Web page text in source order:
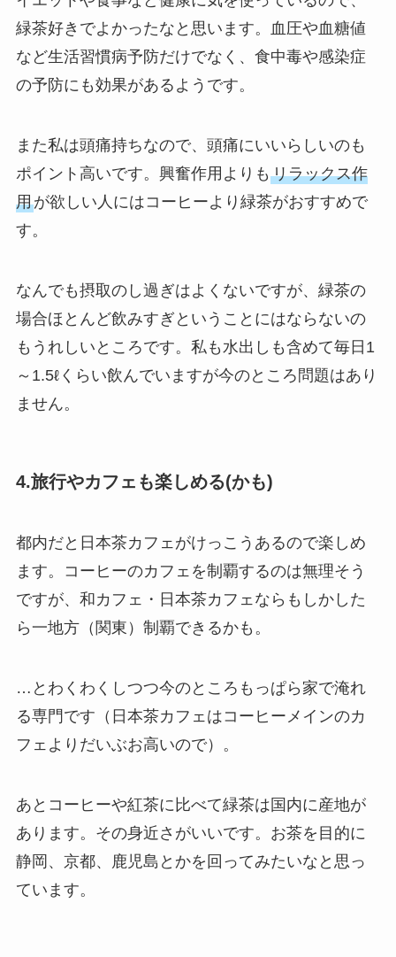
緑茶好きでよかったなと思います。血圧や血糖値
など生活習慣病予防だけでなく、食中毒や感染症
の予防にも効果があるようです。
また私は頭痛持ちなので、頭痛にいいらしいのも
ポイント高いです。興奮作用よりも リラックス作
用が欲しい人にはコーヒーより緑茶がおすすめで
す。
なんでも摂取のし過ぎはよくないですが、緑茶の
場合ほとんど飲みすぎということにはならないの
もうれしいところです。私も水出しも含めて毎日1
～1.5ℓくらい飲んでいますが今のところ問題はあり
ません。
4.旅行やカフェも楽しめる(かも)
都内だと日本茶カフェがけっこうあるので楽しめ
ます。コーヒーのカフェを制覇するのは無理そう
ですが、和カフェ・日本茶カフェならもしかした
ら一地方（関東）制覇できるかも。
…とわくわくしつつ今のところもっぱら家で淹れ
る専門です（日本茶カフェはコーヒーメインのカ
フェよりだいぶお高いので）。
あとコーヒーや紅茶に比べて緑茶は国内に産地が
あります。その身近さがいいです。お茶を目的に
静岡、京都、鹿児島とかを回ってみたいなと思っ
ています。